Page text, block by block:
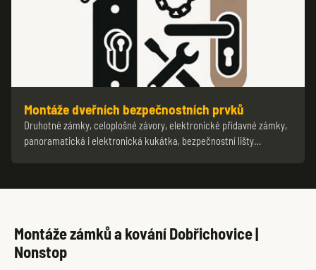
Montáže dveřních bezpečnostních prvků
Druhotné zámky, celoplošné závory, elektronické přídavné zámky,
panoramatická i elektronická kukátka, bezpečnostní lišty…
Montáže zámků a kování Dobřichovice |
Nonstop